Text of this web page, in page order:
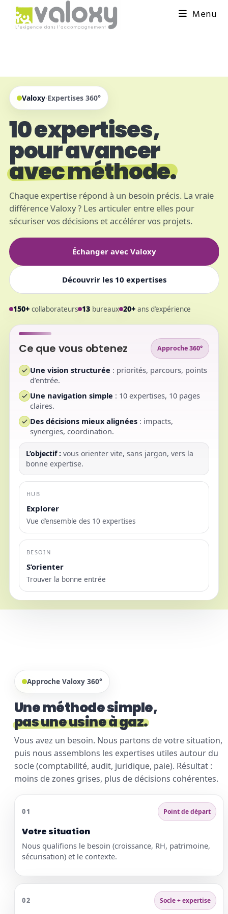
Menu
Valoxy·Expertises 360°
10 expertises,
pour avancer
avec méthode.
Chaque expertise répond à un besoin précis. La vraie
différence Valoxy ? Les articuler entre elles pour
sécuriser vos décisions et accélérer vos projets.
Échanger avec Valoxy
Découvrir les 10 expertises
150+collaborateurs 13bureaux 20+ans d’expérience
Ce que vous obtenez Approche 360°
Une vision structurée : priorités, parcours, points
d’entrée.
Une navigation simple : 10 expertises, 10 pages
claires.
Des décisions mieux alignées: impacts,
synergies, coordination.
L’objectif : vous orienter vite, sans jargon, vers la
bonne expertise.
HUB
Explorer
Vue d’ensemble des 10 expertises
BESOIN
S’orienter
Trouver la bonne entrée
Approche Valoxy 360°
Une méthode simple,
pas une usine à gaz.
Vous avez un besoin. Nous partons de votre situation,
puis nous assemblons les expertises utiles autour du
socle (comptabilité, audit, juridique, paie). Résultat :
moins de zones grises, plus de décisions cohérentes.
01 Point de départ
Votre situation
Nous qualifions le besoin (croissance, RH, patrimoine,
sécurisation) et le contexte.
02 Socle + expertise